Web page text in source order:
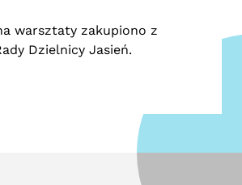
warsztaty zakupiono z
Dzielnicy Jasień.